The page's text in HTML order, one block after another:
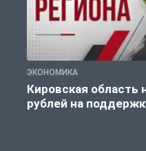
ЭКОНОМИКА
Кировская область
рублей на